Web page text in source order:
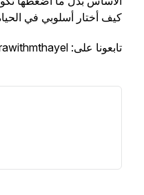
كيف أختار أسلوبي في
تابعونا على: http://www.linktr.ee/arawithmthayel